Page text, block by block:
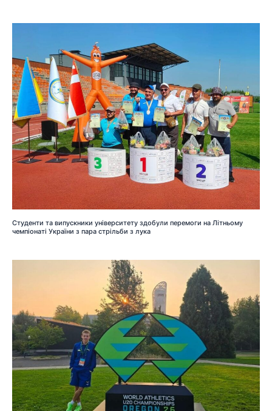
Студенти та випускники університету здобули перемоги на Літньому
чемпіонаті України з пара стрільби з лука